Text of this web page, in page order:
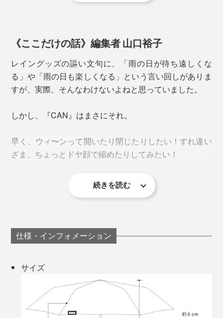
は充分すぎるレベルです。
ちる、撥水性の高さ。自然乾燥の時間も短くなります。
親骨は、よくしなり、折れにくいグラスファイバー製。
はボタンを押すだけで元通り。思わず人に自慢したくな
ります。
防水性能はIPX5。これは、あらゆる方向から3分間水を
」取得済みなのも、安心材料。国際規格
などの心配がありません。
※製品が欧州経済領域（EEA）やトルコで販売される際に、安全性や品質、環境基
生地の裁断、縫い付け、組み立て、製造工程のほとんど
が手作業で、一本ずつていねいに作られており、長く大
切に使いたい上質感。
《ここだけの話》編集者 山口裕子
レイングッズの謳い文句に、「雨の日が待ち遠しくな
る」や「雨の日も楽しくなる」という言い回しがありま
すが、実際、そんなわけないよねと思っていました。
しかし、『CAN』はまさにそれ。
早く、ウィ〜ンって開いたり閉じたりしたい！すれ違い
ざま、ちょっとドヤ顔で縮めたりしてみたい！
続きを読む
仕様・インフォメーション
サイズ